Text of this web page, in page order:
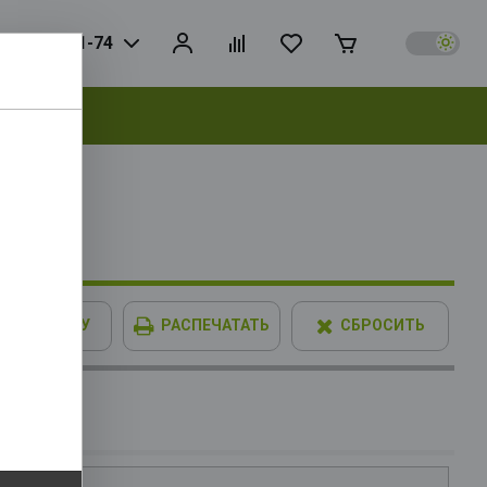
728-81-74
В КОРЗИНУ РАСПЕЧАТАТЬ СБРОСИТЬ